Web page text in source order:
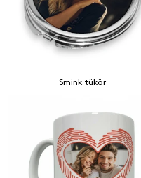
Smink tükör